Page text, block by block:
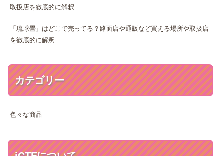
取扱店を徹底的に解釈
「琉球畳」はどこで売ってる？路面店や通販など買える場所や取扱店
を徹底的に解釈
カテゴリー
色々な商品